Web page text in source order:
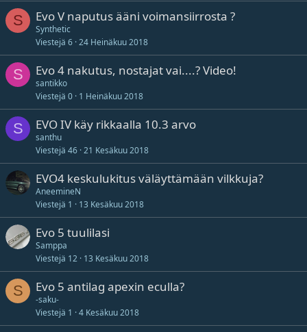
S Evo V naputus ääni voimansiirrosta ?
Synthetic
Viestejä 6 24 Heinäkuu 2018
S Evo 4 nakutus, nostajat vai....? Video!
santikko
Viestejä 0 1 Heinäkuu 2018
S EVO IV käy rikkaalla 10.3 arvo
santhu
Viestejä 46 21 Kesäkuu 2018
EVO4 keskulukitus väläyttämään vilkkuja?
AneemineN
Viestejä 1 13 Kesäkuu 2018
Evo 5 tuulilasi
Samppa
Viestejä 12 13 Kesäkuu 2018
S Evo 5 antilag apexin eculla?
-saku-
Viestejä 1 4 Kesäkuu 2018